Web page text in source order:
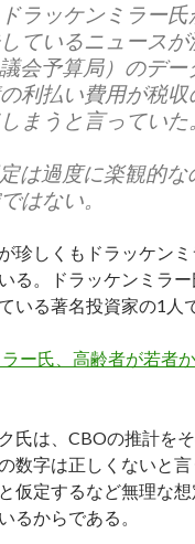
ラッケンミラー
ているニュース
会予算局）のデ
利払い費用が税収
まうと言っていた
は過度に楽観的
はない。
珍しくもドラッケン
る。ドラッケンミラ
いる著名投資家の1人
ラー氏、高齢者が若者
氏は、CBOの推計を
数字は正しくないと
仮定するなど無理な
るからである。